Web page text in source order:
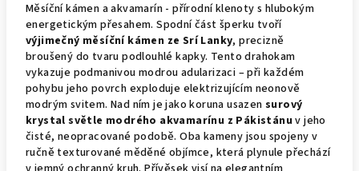
Měsíční kámen a akvamarín - přírodní klenoty s hlubokým
energetickým přesahem. Spodní část šperku tvoří
výjimečný měsíční kámen ze Srí Lanky, precizně
broušený do tvaru podlouhlé kapky. Tento drahokam
vykazuje podmanivou modrou adularizaci – při každém
pohybu jeho povrch exploduje elektrizujícím neonově
modrým svitem. Nad ním je jako koruna usazen surový
krystal světle modrého akvamarínu z Pákistánu v jeho
čisté, neopracované podobě. Oba kameny jsou spojeny v
ručně texturované měděné objímce, která plynule přechází